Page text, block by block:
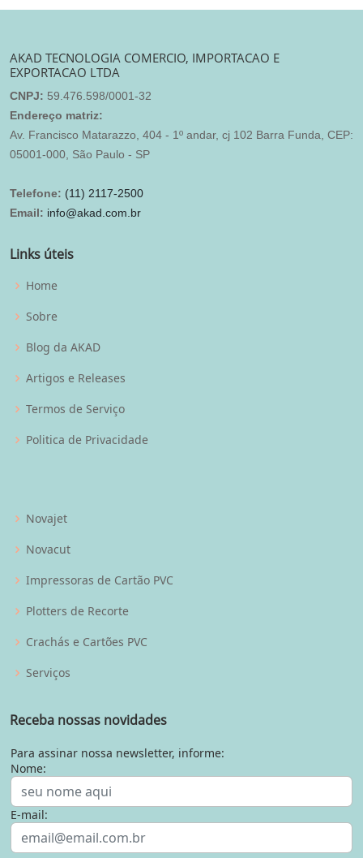
AKAD TECNOLOGIA COMERCIO, IMPORTACAO E
EXPORTACAO LTDA
CNPJ: 59.476.598/0001-32
Endereço matriz:
Av. Francisco Matarazzo, 404 - 1º andar, cj 102 Barra Funda, CEP:
05001-000, São Paulo - SP
Telefone: (11) 2117-2500
Email: info@akad.com.br
Links úteis
Home
Sobre
Blog da AKAD
Artigos e Releases
Termos de Serviço
Politica de Privacidade
Novajet
Novacut
Impressoras de Cartão PVC
Plotters de Recorte
Crachás e Cartões PVC
Serviços
Receba nossas novidades
Para assinar nossa newsletter, informe:
Nome:
E-mail: